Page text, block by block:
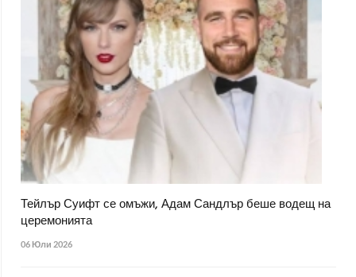
Тейлър Суифт се омъжи, Адам Сандлър беше водещ на
церемонията
06 Юли 2026